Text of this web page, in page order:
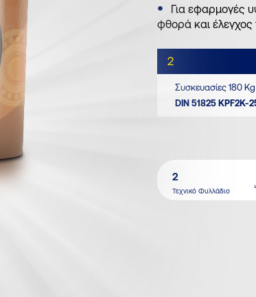
Για εφαρμογές
φθορά και έλεγχος
2
Συσκευασίες 180 Kg
DIN 51825 KPF2K-
2
Τεχνικό Φυλλάδιο